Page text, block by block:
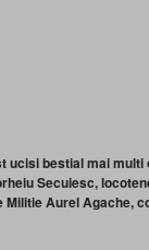
ucisi bestial mai
Secuiesc,
Aurel Agache,